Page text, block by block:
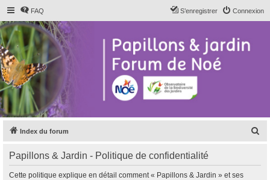
FAQ Connexion
S’enregistrer
Index du forum
Papillons & Jardin - Politique de confidentialité
Cette politique explique en détail comment « Papillons & Jardin » et ses